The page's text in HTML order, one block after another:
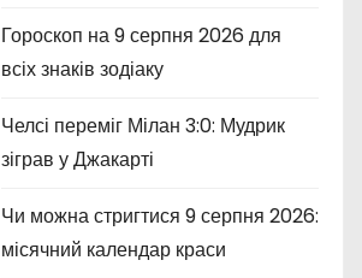
Гороскоп на 9 серпня 2026 для
всіх знаків зодіаку
Челсі переміг Мілан 3:0: Мудрик
зіграв у Джакарті
Чи можна стригтися 9 серпня 2026:
місячний календар краси